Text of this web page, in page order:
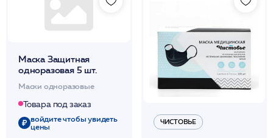
Маска Защитная
одноразовая 5 шт.
Маски одноразовые
Товара под заказ
войдите чтобы увидеть
цены
ЧИСТОВЬЕ